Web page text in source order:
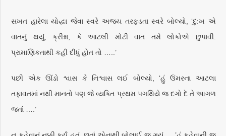
સખત હારેલા યોદ્ધા જેવા સ્વરે અજય તરફડતા સ્વરે બોલ્યો, ‘દુ:ખ એ
વાતનું થયું, ક્રીશ્ના, કે આટલી મોટી વાત તમે લોકોએ છુપાવી.
પ્રામાણિકતાથી કહી દીધું હોત તો …..’
પછી એક ઊંડો શ્વાસ કે નિશ્વાસ લઈ બોલ્યો, ‘હું ઉંમરના આટલા
તફાવતમાં નથી માનતો પણ જે વ્યક્તિ પ્રથમ પગથિયે જ દગો દે તે આગળ
જતાં ….’